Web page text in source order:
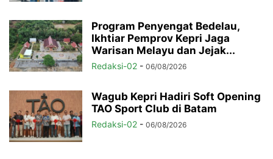
Program Penyengat Bedelau,
Ikhtiar Pemprov Kepri Jaga
Warisan Melayu dan Jejak...
Redaksi-02 - 06/08/2026
Wagub Kepri Hadiri Soft Opening
TAO Sport Club di Batam
Redaksi-02 - 06/08/2026